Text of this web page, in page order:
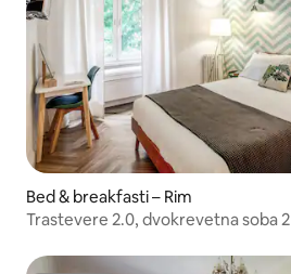
Bed & breakfasti – Rim
Trastevere 2.0, dvokrevetna soba 2